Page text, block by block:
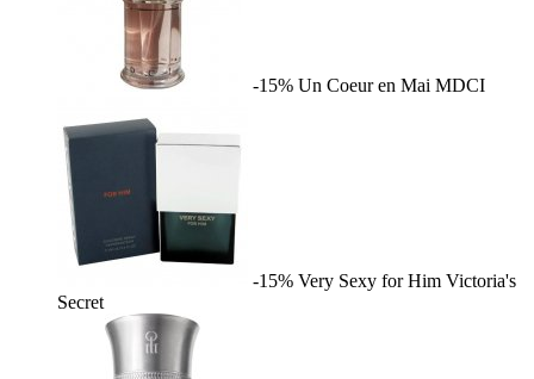
-15% Un Coeur en Mai MDCI
-15% Very Sexy for Him Victoria's
Secret